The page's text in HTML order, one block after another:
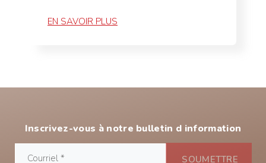
EN SAVOIR PLUS
Inscrivez-vous à notre bulletin d information